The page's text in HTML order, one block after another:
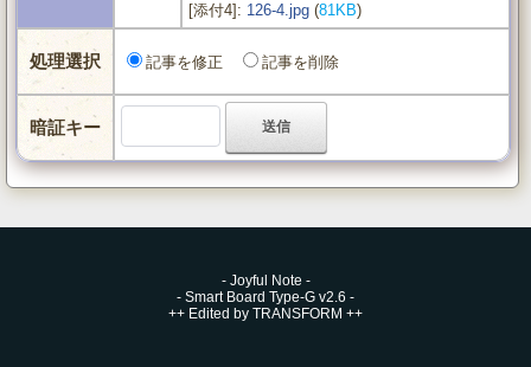
[添付4]: 126-4.jpg(81KB)
処理選択 記事を修正 記事を削除
暗証キー
- Joyful Note -
- Smart Board Type-G v2.6 -
++ Edited by TRANSFORM ++